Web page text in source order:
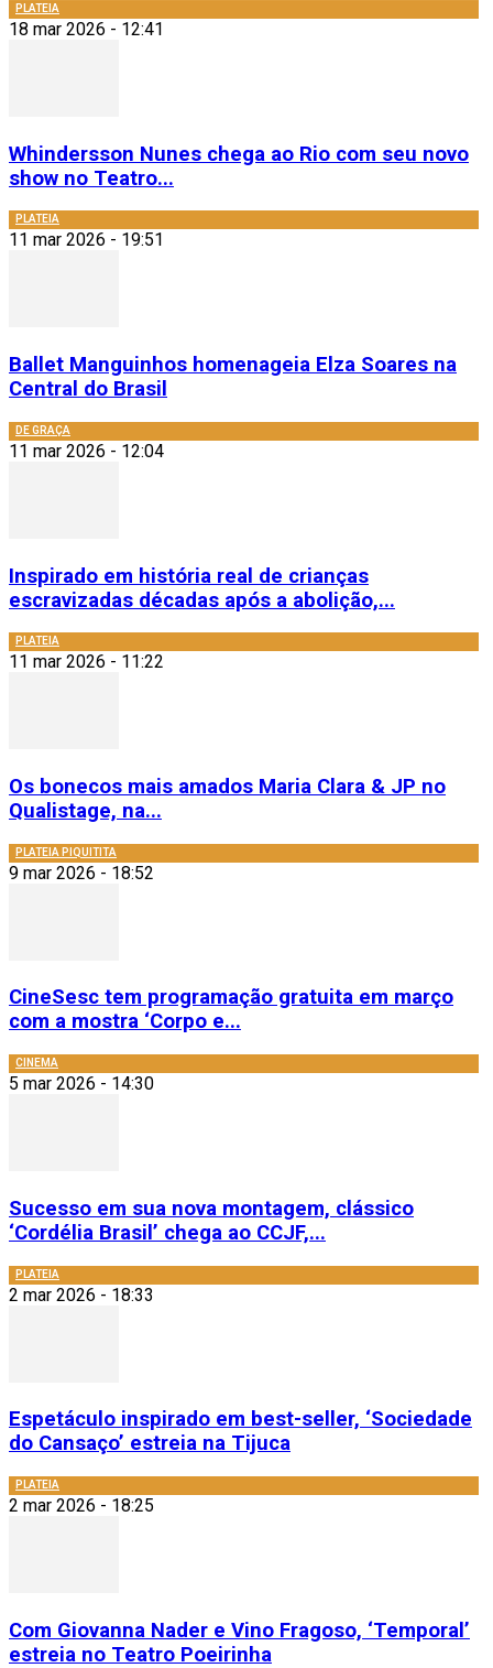
PLATEIA
18 mar 2026 - 12:41
Whindersson Nunes chega ao Rio com seu novo
show no Teatro...
PLATEIA
11 mar 2026 - 19:51
Ballet Manguinhos homenageia Elza Soares na
Central do Brasil
DE GRAÇA
11 mar 2026 - 12:04
Inspirado em história real de crianças
escravizadas décadas após a abolição,...
PLATEIA
11 mar 2026 - 11:22
Os bonecos mais amados Maria Clara & JP no
Qualistage, na...
PLATEIA PIQUITITA
9 mar 2026 - 18:52
CineSesc tem programação gratuita em março
com a mostra ‘Corpo e...
CINEMA
5 mar 2026 - 14:30
Sucesso em sua nova montagem, clássico
‘Cordélia Brasil’ chega ao CCJF,...
PLATEIA
2 mar 2026 - 18:33
Espetáculo inspirado em best-seller, ‘Sociedade
do Cansaço’ estreia na Tijuca
PLATEIA
2 mar 2026 - 18:25
Com Giovanna Nader e Vino Fragoso, ‘Temporal’
estreia no Teatro Poeirinha